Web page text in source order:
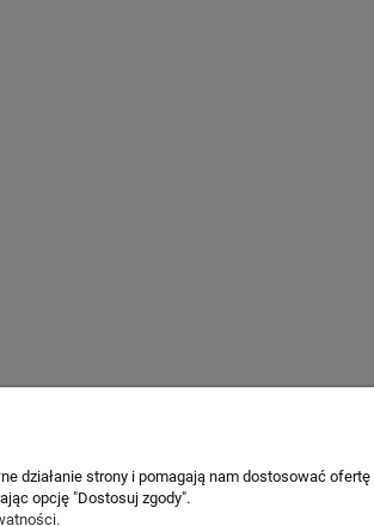
działanie strony i pomagają nam dostosować
opcję "Dostosuj zgody".